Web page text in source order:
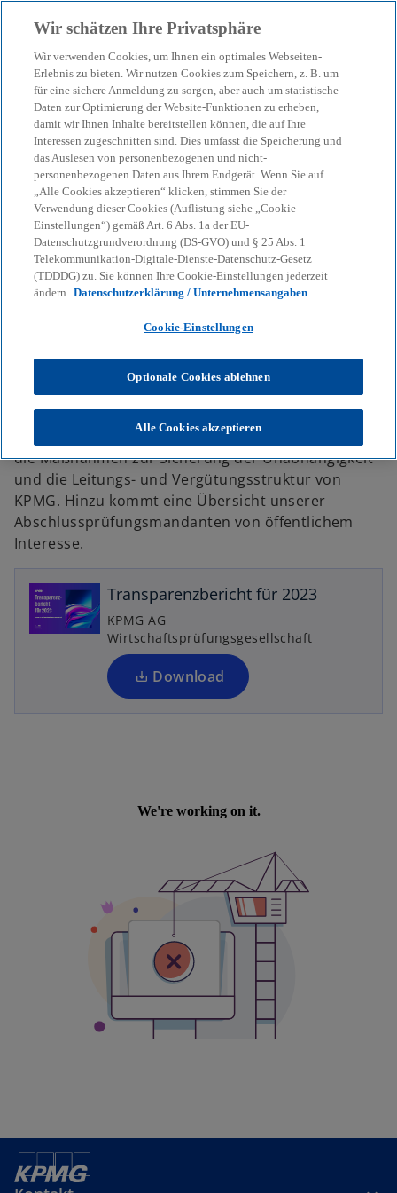
menu search
KPMG Transparenzbericht
für 2023
Der Transparenzbericht informiert über die
Qualitätssicherungssysteme von KPMG.
KPMG Über KPMG
KPMG Transparenzberichte
KPMG Transparenzbericht für 2023
Transparenzbericht der KPMG AG
Wirtschaftsprüfungsgesellschaft
Der KPMG Transparenzbericht für das Kalenderjahr
2023 informiert – neben rechtlichen Fakten –
insbesondere über das Qualitätssicherungssystem,
die Maßnahmen zur Sicherung der Unabhängigkeit
und die Leitungs- und Vergütungsstruktur von
KPMG. Hinzu kommt eine Übersicht unserer
Abschlussprüfungsmandanten von öffentlichem
Interesse.
Transparenzbericht für 2023
KPMG AG
Wirtschaftsprüfungsgesellschaft
Download
Wir schätzen Ihre Privatsphäre
Wir verwenden Cookies, um Ihnen ein optimales Webseiten-
Erlebnis zu bieten. Wir nutzen Cookies zum Speichern, z. B. um
für eine sichere Anmeldung zu sorgen, aber auch um statistische
Daten zur Optimierung der Website-Funktionen zu erheben,
damit wir Ihnen Inhalte bereitstellen können, die auf Ihre
Interessen zugeschnitten sind. Dies umfasst die Speicherung und
das Auslesen von personenbezogenen und nicht-
personenbezogenen Daten aus Ihrem Endgerät. Wenn Sie auf
„Alle Cookies akzeptieren“ klicken, stimmen Sie der
Verwendung dieser Cookies (Auflistung siehe „Cookie-
Einstellungen“) gemäß Art. 6 Abs. 1a der EU-
Datenschutzgrundverordnung (DS-GVO) und § 25 Abs. 1
Telekommunikation-Digitale-Dienste-Datenschutz-Gesetz
(TDDDG) zu. Sie können Ihre Cookie-Einstellungen jederzeit
ändern. Datenschutzerklärung / Unternehmensangaben
Cookie-Einstellungen
Optionale Cookies ablehnen
Alle Cookies akzeptieren